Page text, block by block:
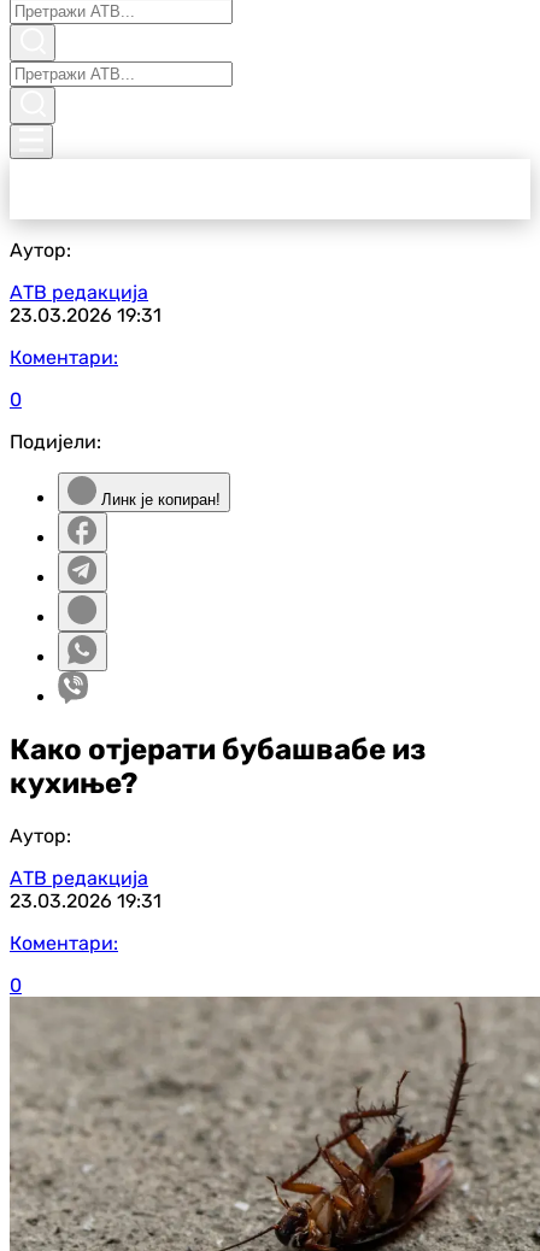
Аутор:
АТВ редакција
23.03.2026 19:31
Коментари:
0
Подијели:
Линк је копиран!
Како отјерати бубашвабе из
кухиње?
Аутор:
АТВ редакција
23.03.2026 19:31
Коментари:
0